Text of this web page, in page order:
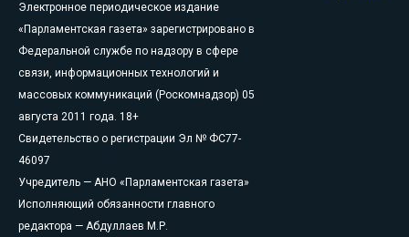
Электронное периодическое издание
«Парламентская газета» зарегистрировано в
Федеральной службе по надзору в сфере
связи, информационных технологий и
массовых коммуникаций (Роскомнадзор) 05
августа 2011 года. 18+
Свидетельство о регистрации Эл № ФС77-
46097
Учредитель — АНО «Парламентская газета»
Исполняющий обязанности главного
редактора — Абдуллаев М.Р.